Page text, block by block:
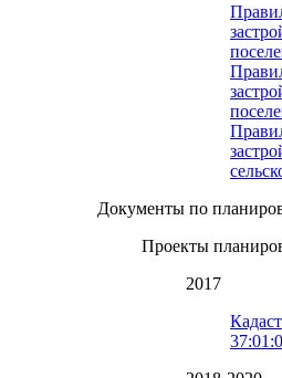
Документы по
Проекты
2017